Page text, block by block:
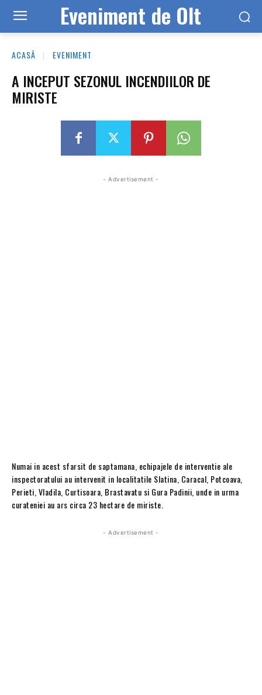
Eveniment de Olt
ACASĂ EVENIMENT
A INCEPUT SEZONUL INCENDIILOR DE
MIRISTE
- Advertisement -
Numai in acest sfarsit de saptamana, echipajele de interventie ale
inspectoratului au intervenit in localitatile Slatina, Caracal, Potcoava,
Perieti, Vladila, Curtisoara, Brastavatu si Gura Padinii, unde in urma
curateniei au ars circa 23 hectare de miriste.
- Advertisement -